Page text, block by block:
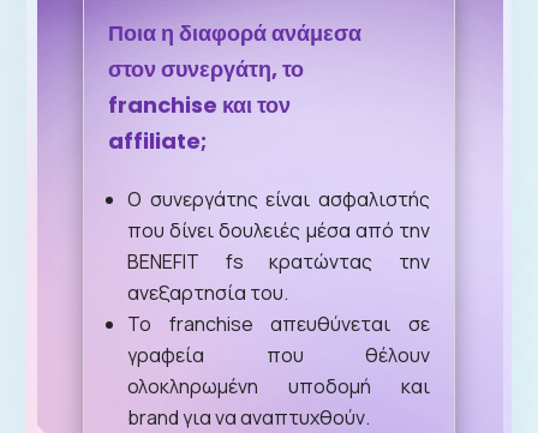
Ποια η διαφορά ανάμεσα
στον συνεργάτη, το
franchise και τον
affiliate;
Ο συνεργάτης είναι ασφαλιστής
που δίνει δουλειές μέσα από την
BENEFIT fs κρατώντας την
ανεξαρτησία του.
Το franchise απευθύνεται σε
γραφεία που θέλουν
ολοκληρωμένη υποδομή και
brand για να αναπτυχθούν.